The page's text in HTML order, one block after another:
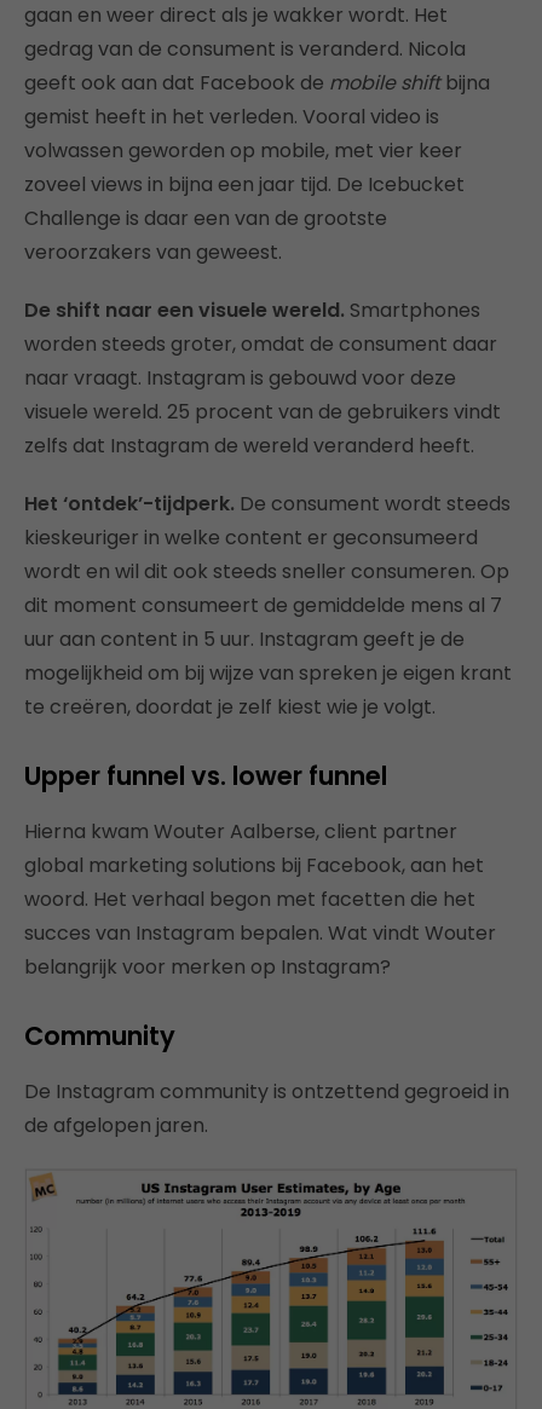
gaan en weer direct als je wakker wordt. Het
gedrag van de consument is veranderd. Nicola
geeft ook aan dat Facebook de mobile shiftbijna
gemist heeft in het verleden. Vooral video is
volwassen geworden op mobile, met vier keer
zoveel views in bijna een jaar tijd. De Icebucket
Challenge is daar een van de grootste
veroorzakers van geweest.
De shift naar een visuele wereld. Smartphones
worden steeds groter, omdat de consument daar
naar vraagt. Instagram is gebouwd voor deze
visuele wereld. 25 procent van de gebruikers vindt
zelfs dat Instagram de wereld veranderd heeft.
Het ‘ontdek’-tijdperk. De consument wordt steeds
kieskeuriger in welke content er geconsumeerd
wordt en wil dit ook steeds sneller consumeren. Op
dit moment consumeert de gemiddelde mens al 7
uur aan content in 5 uur. Instagram geeft je de
mogelijkheid om bij wijze van spreken je eigen krant
te creëren, doordat je zelf kiest wie je volgt.
Upper funnel vs. lower funnel
Hierna kwam Wouter Aalberse, client partner
global marketing solutions bij Facebook, aan het
woord. Het verhaal begon met facetten die het
succes van Instagram bepalen. Wat vindt Wouter
belangrijk voor merken op Instagram?
Community
De Instagram community is ontzettend gegroeid in
de afgelopen jaren.